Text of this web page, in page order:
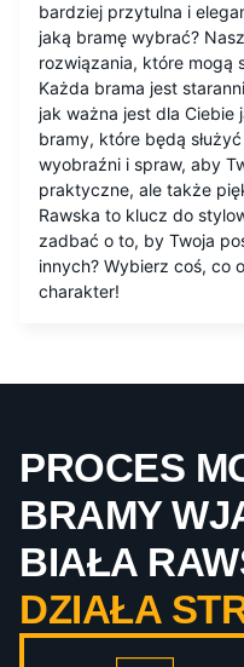
bardziej przytulna i
jaką bramę wybrać?
rozwiązania, które mogą
Każda brama jest
jak ważna jest dla Ciebie
bramy, które będą
wyobraźni i spraw, aby
praktyczne, ale także
Rawska to klucz do
zadbać o to, by Twoja
innych? Wybierz coś, co
charakter!
PROCES
BRAMY
BIAŁA
DZIAŁA